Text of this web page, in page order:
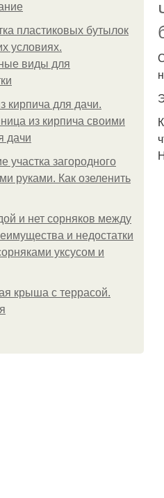
пластиковых бутылок
условиях.
виды для
кирпича для дачи.
из кирпича своими
дачи
участка загородного
руками. Как озеленить
и нет сорняков между
и недостатки
уксусом и
крыша с террасой.